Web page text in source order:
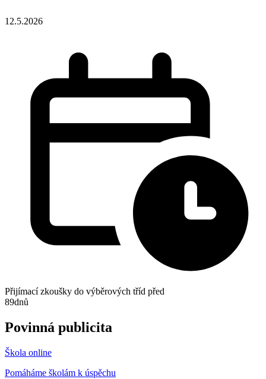
12.5.2026
Přijímací zkoušky do výběrových tříd před
89dnů
Povinná publicita
Škola online
Pomáháme školám k úspěchu